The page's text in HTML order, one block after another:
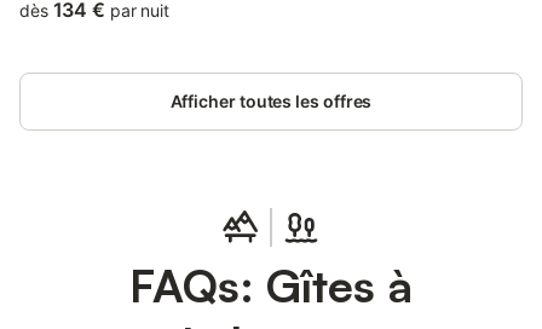
canapé-lit et TV, et d'une chambre avec bureau et grands
dès 134 € par nuit
Afficher toutes les offres
FAQs: Gîtes à